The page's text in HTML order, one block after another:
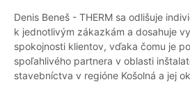
Denis Beneš - THERM sa odlišuje
k jednotlivým zákazkám a dosahuje
spokojnosti klientov, vďaka čomu je
spoľahlivého partnera v oblasti
stavebníctva v regióne Košolná a jej